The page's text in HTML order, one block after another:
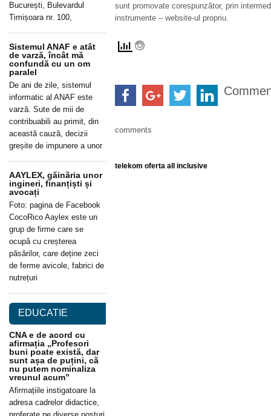
sunt promovate corespunzător, prin
instrumente – website-ul propriu.
comments
telekom oferta all inclusive
București, Bulevardul
Timișoara nr. 100,
Sistemul ANAF e atât
de varză, încât mă
confundă cu un om
paralel
De ani de zile, sistemul
informatic al ANAF este
varză. Sute de mii de
contribuabili au primit, din
această cauză, decizii
greșite de impunere a unor
AAYLEX, găinăria unor
ingineri, finanțiști și
avocați
Foto: pagina de Facebook
CocoRico Aaylex este un
grup de firme care se
ocupă cu creșterea
păsărilor, care deține zeci
de ferme avicole, fabrici de
nutrețuri
EDUCATIE
CNA e de acord cu
afirmația „Profesori
buni poate există, dar
sunt așa de puțini, că
nu putem nominaliza
vreunul acum”
Afirmațiile instigatoare la
adresa cadrelor didactice,